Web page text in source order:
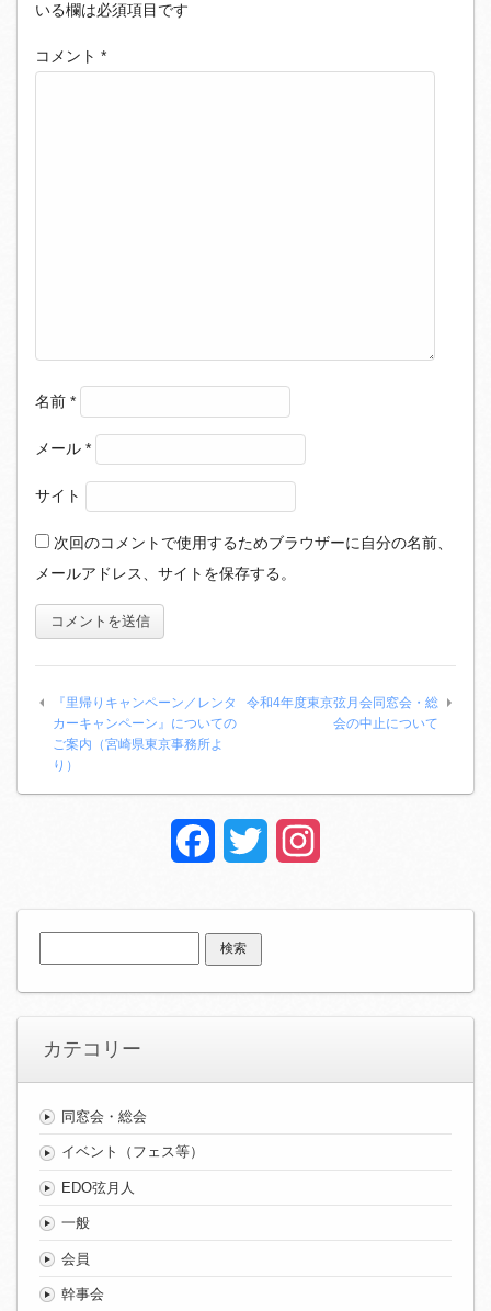
いる欄は必須項目です
コメント *
名前 *
メール *
サイト
次回のコメントで使用するためブラウザーに自分の名前、
メールアドレス、サイトを保存する。
『里帰りキャンペーン／レンタ
カーキャンペーン』についての
ご案内（宮崎県東京事務所よ
り）
令和4年度東京弦月会同窓会・総
会の中止について
FacebookTwitter
索:
カテコリー
同窓会・総会
イベント（フェス等）
EDO弦月人
一般
会員
幹事会